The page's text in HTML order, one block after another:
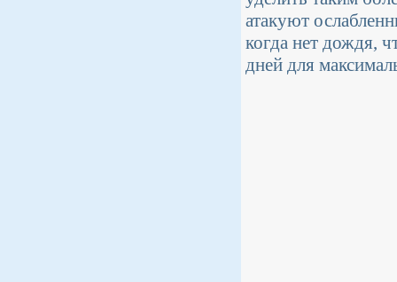
атакуют
когда нет дождя,
дней для